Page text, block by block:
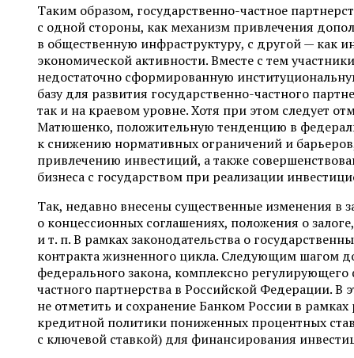
Таким образом, государственно-частное
с одной стороны, как механизм привлечения
в общественную инфраструктуру, с другой — как
экономической активности. Вместе с тем
недостаточно сформированную
базу для развития государственно-частного
так и на краевом уровне. Хотя при этом следует
Матюшенко, положительную тенденцию в
к снижению нормативных ограничений и
привлечению инвестиций, а также
бизнеса с государством при реализации
Так, недавно внесены существенные изменения в
о концессионных соглашениях, положения о
и т. п. В рамках законодательства о
контракта жизненного цикла. Следующим шагом
федерального закона, комплексно
частного партнерства в Российской Федерации. В
не отметить и сохранение Банком России в
кредитной политики пониженных процентных
с ключевой ставкой) для финансирования